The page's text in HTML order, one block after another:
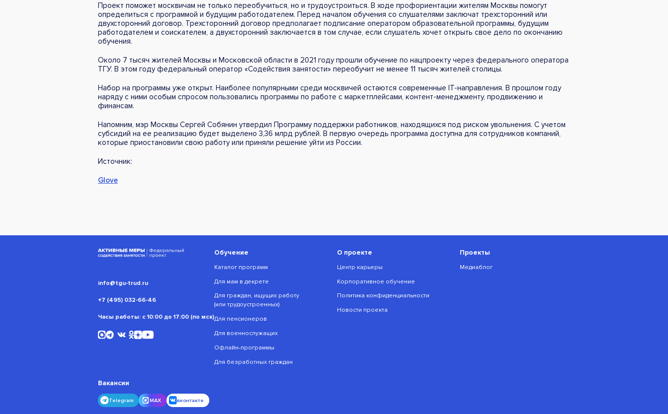
Проект поможет москвичам не только переобучиться, но и трудоустроиться. В ходе профориентации жителям Москвы помогут
определиться с программой и будущим работодателем. Перед началом обучения со слушателями заключат трехсторонний или
двухсторонний договор. Трехсторонний договор предполагает подписание оператором образовательной программы, будущим
работодателем и соискателем, а двухсторонний заключается в том случае, если слушатель хочет открыть свое дело по окончанию
обучения.
Около 7 тысяч жителей Москвы и Московской области в 2021 году прошли обучение по нацпроекту через федерального оператора
ТГУ. В этом году федеральный оператор «Содействия занятости» переобучит не менее 11 тысяч жителей столицы.
Набор на программы уже открыт. Наиболее популярными среди москвичей остаются современные IT-направления. В прошлом году
наряду с ними особым спросом пользовались программы по работе с маркетплейсами, контент-менеджменту, продвижению и
финансам.
Напомним, мэр Москвы Сергей Собянин утвердил Программу поддержки работников, находящихся под риском увольнения. С учетом
субсидий на ее реализацию будет выделено 3,36 млрд рублей. В первую очередь программа доступна для сотрудников компаний,
которые приостановили свою работу или приняли решение уйти из России.
Источник:
Glove
info@tgu-trud.ru
+7 (495) 032-66-46
Часы работы: с 10:00 до 17:00 (по мск)
Обучение
Каталог программ
Для мам в декрете
Для граждан, ищущих работу
(или трудоустроенных)
Для пенсионеров
Для военнослужащих
Офлайн-программы
Для безработных граждан
О проекте
Центр карьеры
Корпоративное обучение
Политика конфиденциальности
Новости проекта
Проекты
Медиаблог
Вакансии
Telegram MAX вконтакте